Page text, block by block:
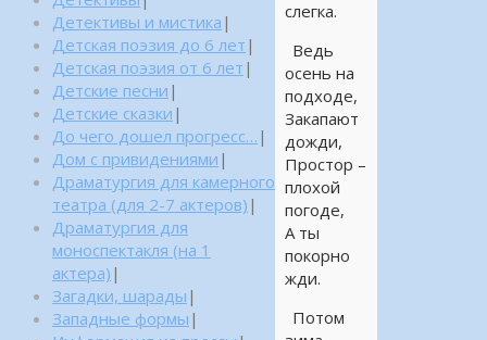
слегка.
Ведь
осень на
подходе,
Закапают
дожди,
Простор –
плохой
погоде,
А ты
покорно
жди.
Потом
Детективы и мистика |
Детская поэзия до 6 лет |
Детская поэзия от 6 лет |
Детские песни |
Детские сказки |
До чего дошел прогресс… |
Дом с привидениями |
Драматургия для камерного
театра (для 2-7 актеров) |
Драматургия для
моноспектакля (на 1
актера) |
Загадки, шарады |
Западные формы |